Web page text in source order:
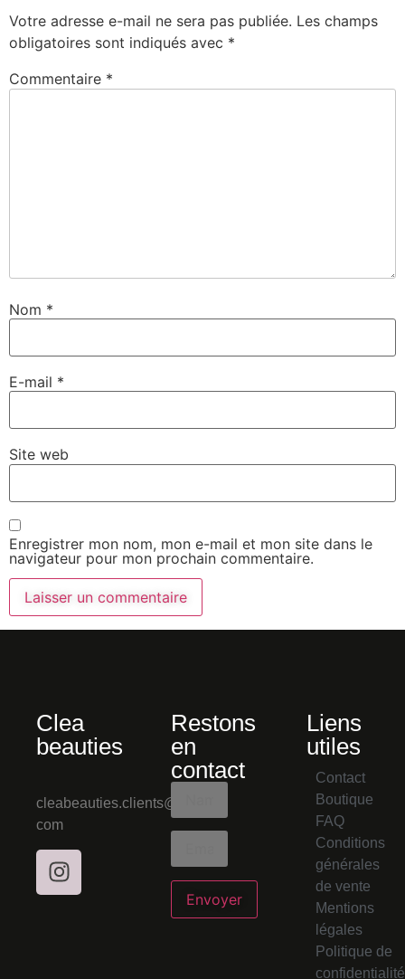
Votre adresse e-mail ne sera pas publiée. Les champs
obligatoires sont indiqués avec *
Commentaire *
Nom *
E-mail *
Site web
Enregistrer mon nom, mon e-mail et mon site dans le
navigateur pour mon prochain commentaire.
Clea
beauties
cleabeauties.clients@gmail.
com
Restons
en
contact
Liens
utiles
Contact
Boutique
FAQ
Conditions
générales
de vente
Mentions
légales
Politique de
confidentialité